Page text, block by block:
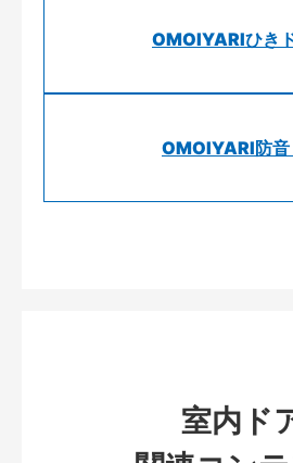
OMOIYARIひき
OMOIYARI防音
室内ド